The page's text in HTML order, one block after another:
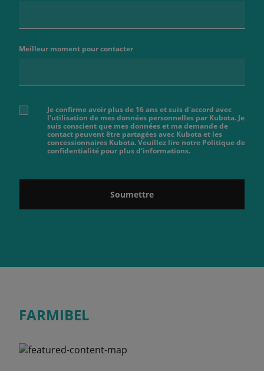
Meilleur moment pour contacter
Je confirme avoir plus de 16 ans et suis d'accord avec
l'utilisation de mes données personnelles par Kubota. Je
suis conscient que mes données et ma demande de
contact peuvent être partagées avec Kubota et les
concessionnaires Kubota. Veuillez lire notre Politique de
confidentialité pour plus d'informations.
Soumettre
FARMIBEL